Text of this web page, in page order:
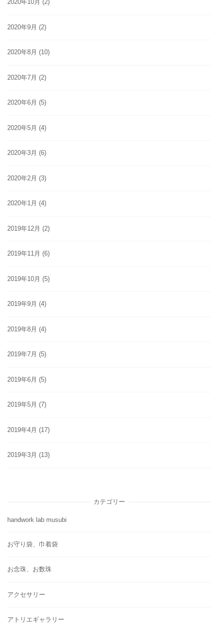
2020年10月 (2)
2020年9月 (2)
2020年8月 (10)
2020年7月 (2)
2020年6月 (5)
2020年5月 (4)
2020年3月 (6)
2020年2月 (3)
2020年1月 (4)
2019年12月 (2)
2019年11月 (6)
2019年10月 (5)
2019年9月 (4)
2019年8月 (4)
2019年7月 (5)
2019年6月 (5)
2019年5月 (7)
2019年4月 (17)
2019年3月 (13)
カテゴリー
handwork lab musubi
お守り袋、巾着袋
お念珠、お数珠
アクセサリー
アトリエギャラリー